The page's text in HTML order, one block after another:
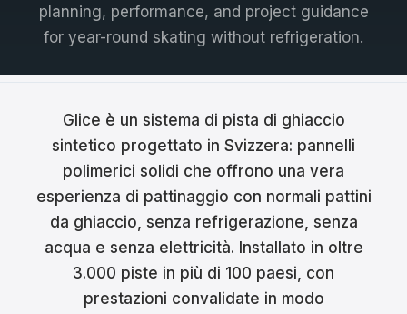
Italiano
Dansk
Svenska
Norsk
Suomi
Polski
planning, performance, and project guidance
for year-round skating without refrigeration.
Glice è un sistema di pista di ghiaccio
sintetico progettato in Svizzera: pannelli
polimerici solidi che offrono una vera
esperienza di pattinaggio con normali pattini
da ghiaccio, senza refrigerazione, senza
acqua e senza elettricità. Installato in oltre
3.000 piste in più di 100 paesi, con
prestazioni convalidate in modo